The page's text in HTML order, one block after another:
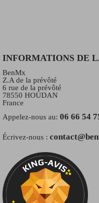
INFORMATIONS DE
BenMx
Z.A de la prévôté
6 rue de la prévôté
78550 HOUDAN
France
Appelez-nous au: 06 66 54
Écrivez-nous :